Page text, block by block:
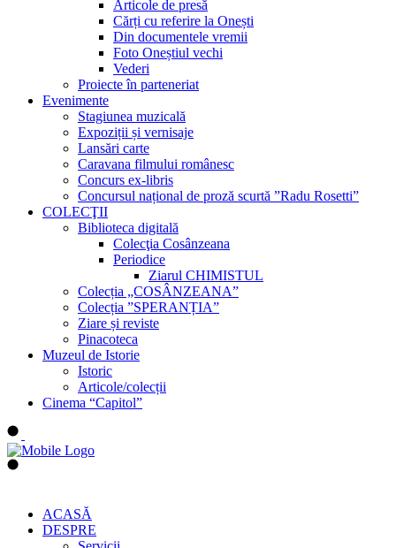
Articole de presă
Cărți cu referire la Onești
Din documentele vremii
Foto Oneștiul vechi
Vederi
Proiecte în parteneriat
Evenimente
Stagiunea muzicală
Expoziții și vernisaje
Lansări carte
Caravana filmului românesc
Concurs ex-libris
Concursul național de proză scurtă ”Radu Rosetti”
COLECŢII
Biblioteca digitală
Colecţia Cosânzeana
Periodice
Ziarul CHIMISTUL
Colecția „COSÂNZEANA”
Colecția ”SPERANȚIA”
Ziare și reviste
Pinacoteca
Muzeul de Istorie
Istoric
Articole/colecții
Cinema “Capitol”
ACASĂ
DESPRE